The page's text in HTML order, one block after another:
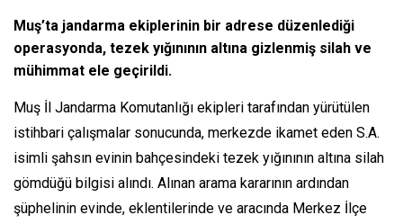
Muş’ta jandarma ekiplerinin bir adrese düzenlediği
operasyonda, tezek yığınının altına gizlenmiş silah ve
mühimmat ele geçirildi.
Muş İl Jandarma Komutanlığı ekipleri tarafından yürütülen
istihbari çalışmalar sonucunda, merkezde ikamet eden S.A.
isimli şahsın evinin bahçesindeki tezek yığınının altına silah
gömdüğü bilgisi alındı. Alınan arama kararının ardından
şüphelinin evinde, eklentilerinde ve aracında Merkez İlçe